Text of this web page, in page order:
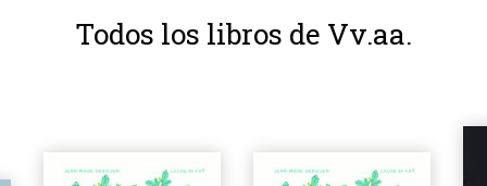
Todos los libros de Vv.aa.